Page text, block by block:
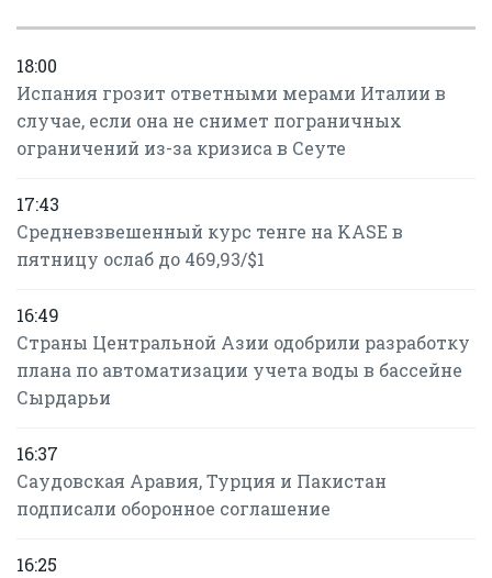
18:00
Испания грозит ответными мерами Италии в
случае, если она не снимет пограничных
ограничений из-за кризиса в Сеуте
17:43
Средневзвешенный курс тенге на KASE в
пятницу ослаб до 469,93/$1
16:49
Страны Центральной Азии одобрили разработку
плана по автоматизации учета воды в бассейне
Сырдарьи
16:37
Саудовская Аравия, Турция и Пакистан
подписали оборонное соглашение
16:25